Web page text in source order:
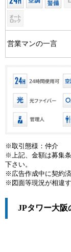
営業マンの一言
※取引態様：仲介
※上記、金額は募集
下さい。
※広告作成中に契約
※図面等現況が相違
JPタワー大阪